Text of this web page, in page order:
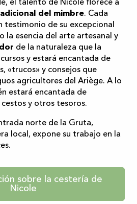
el talento de Nicole florece a
del mimbre. Cada
testimonio de su excepcional
la esencia del arte artesanal y
de la naturaleza que la
y estará encantada de
«trucos» y consejos que
agricultores del Ariège. A lo
estará encantada de
y otros tesoros.
norte de la Gruta,
local, expone su trabajo en la
sobre la cestería de
Nicole